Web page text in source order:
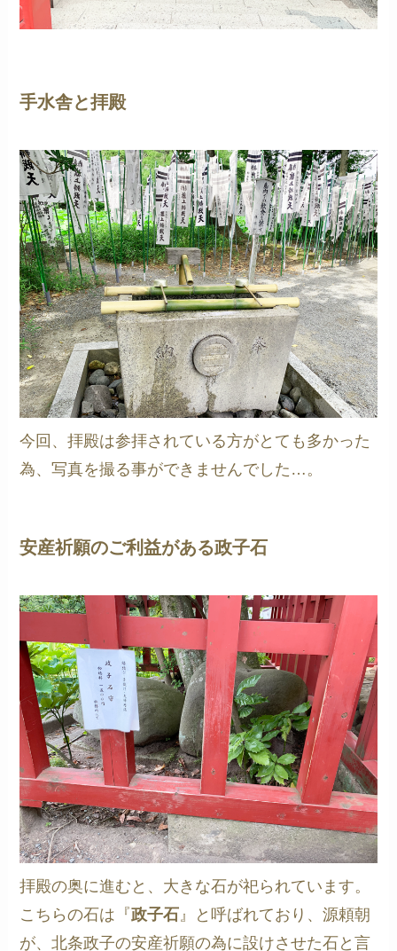
手水舎と拝殿
今回、拝殿は参拝されている方がとても多かった
為、写真を撮る事ができませんでした…。
安産祈願のご利益がある政子石
拝殿の奥に進むと、大きな石が祀られています。
こちらの石は『政子石』と呼ばれており、源頼朝
が、北条政子の安産祈願の為に設けさせた石と言